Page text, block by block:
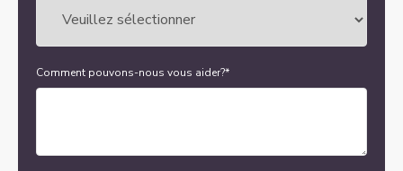
Comment pouvons-nous vous aider?*